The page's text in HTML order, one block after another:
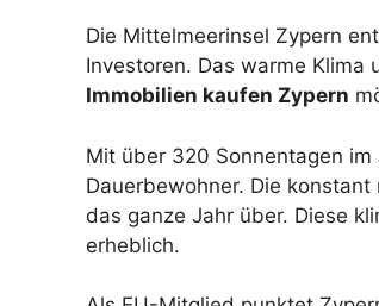
Die Mittelmeerinsel Zypern
Investoren. Das warme
Immobilien kaufen Zypern
Mit über 320 Sonnentagen
Dauerbewohner. Die
das ganze Jahr über. Diese
erheblich.